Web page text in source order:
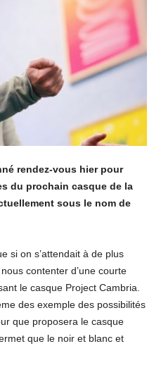
rendez-vous hier pour
du prochain casque de la
sous le nom de
si on s’attendait à de plus
contenter d’une courte
le casque Project Cambria.
des exemple des possibilités
que proposera le casque
que le noir et blanc et